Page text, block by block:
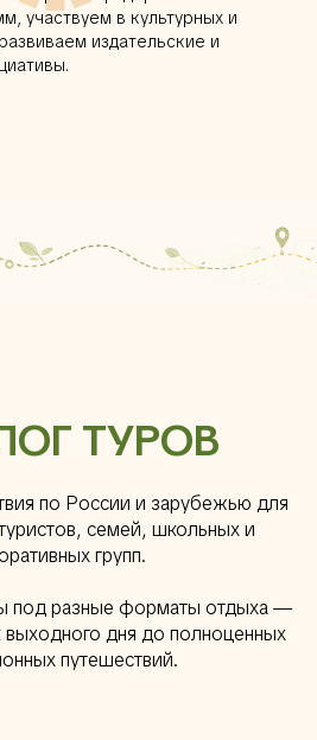
участвуем в культурных и
издательские и
ТУРОВ
по России и зарубежью для
семей, школьных и
групп.
под разные форматы отдыха —
выходного дня до полноценных
путешествий.